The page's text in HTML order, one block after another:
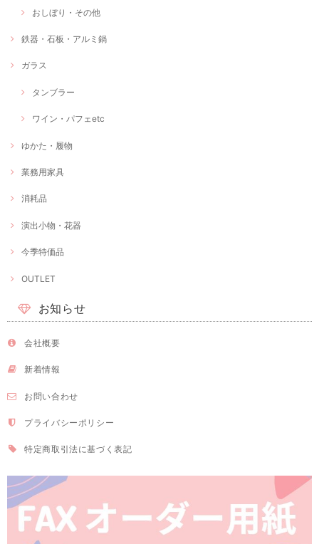
おしぼり・その他
鉄器・石板・アルミ鍋
ガラス
タンブラー
ワイン・パフェetc
ゆかた・履物
業務用家具
消耗品
演出小物・花器
今季特価品
OUTLET
お知らせ
会社概要
新着情報
お問い合わせ
プライバシーポリシー
特定商取引法に基づく表記